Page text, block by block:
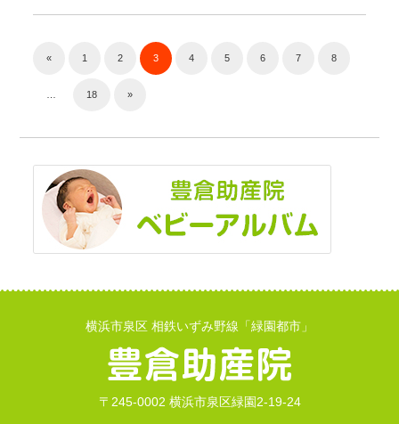
« 1 2 3 4 5 6 7 8
18 »
横浜市泉区 相鉄いずみ野線「緑園都市」
〒245-0002 横浜市泉区緑園2-19-24